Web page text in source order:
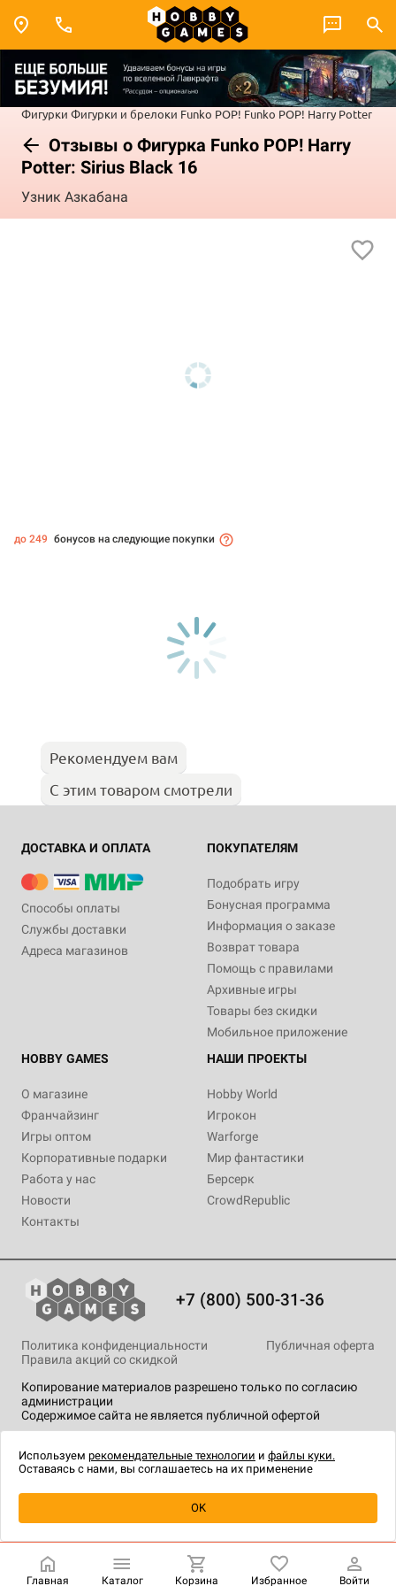
Фигурки Фигурки и брелоки Funko POP! Funko POP! Harry Potter
Отзывы о Фигурка Funko POP! Harry
Potter: Sirius Black 16
Узник Азкабана
Купить| 2 490 ₽
до 249 бонусов на следующие покупки
Рекомендуем вам
С этим товаром смотрели
ДОСТАВКА И ОПЛАТА
Способы оплаты
Службы доставки
Адреса магазинов
ПОКУПАТЕЛЯМ
Подобрать игру
Бонусная программа
Информация о заказе
Возврат товара
Помощь с правилами
Архивные игры
Товары без скидки
Мобильное приложение
HOBBY GAMES
О магазине
Франчайзинг
Игры оптом
Корпоративные подарки
Работа у нас
Новости
Контакты
НАШИ ПРОЕКТЫ
Hobby World
Игрокон
Warforge
Мир фантастики
Берсерк
CrowdRepublic
+7 (800) 500-31-36
Копирование материалов разрешено только по согласию
администрации
Содержимое сайта не является публичной офертой
Политика конфиденциальности
Публичная оферта
Правила акций со скидкой
технологии.
Главная Каталог Корзина Избранное Войти
Используем рекомендательные технологии и файлы куки.
Оставаясь с нами, вы соглашаетесь на их применение
OK